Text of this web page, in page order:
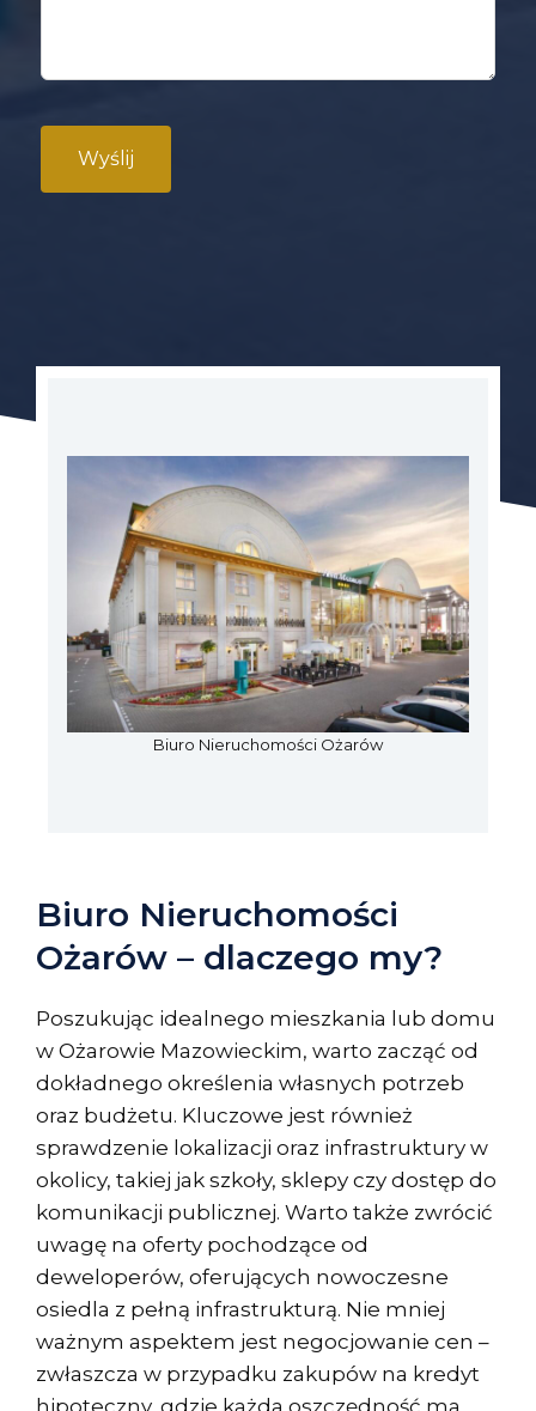
Wyślij
Biuro Nieruchomości
Ożarów – dlaczego my?
Poszukując idealnego mieszkania lub domu
w Ożarowie Mazowieckim, warto zacząć od
dokładnego określenia własnych potrzeb
oraz budżetu. Kluczowe jest również
sprawdzenie lokalizacji oraz infrastruktury w
okolicy, takiej jak szkoły, sklepy czy dostęp do
komunikacji publicznej. Warto także zwrócić
uwagę na oferty pochodzące od
deweloperów, oferujących nowoczesne
osiedla z pełną infrastrukturą. Nie mniej
ważnym aspektem jest negocjowanie cen –
zwłaszcza w przypadku zakupów na kredyt
hipoteczny, gdzie każda oszczędność ma
Biuro Nieruchomości Ożarów